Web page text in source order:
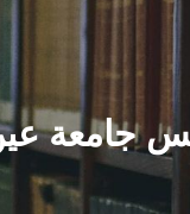
جامعة